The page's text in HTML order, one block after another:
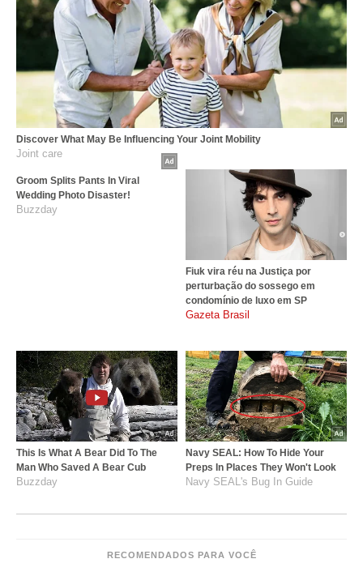
Discover What May Be Influencing Your Joint Mobility
Joint care
Groom Splits Pants In Viral
Wedding Photo Disaster!
Buzzday
Fiuk vira réu na Justiça por
perturbação do sossego em
condomínio de luxo em SP
gazetabrasil.com.br
This Is What A Bear Did To The
Man Who Saved A Bear Cub
Buzzday
Navy SEAL: How To Hide Your
Preps In Places They Won't Look
Navy SEAL's Bug In Guide
RECOMENDADOS PARA VOCÊ